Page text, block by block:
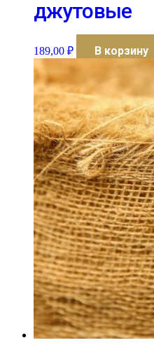
джутовые
189,00 ₽ В корзину